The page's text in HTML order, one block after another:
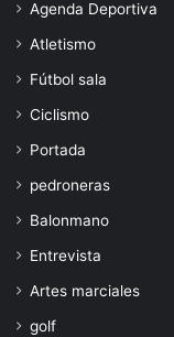
Agenda Deportiva
Atletismo
Fútbol sala
Ciclismo
Portada
pedroneras
Balonmano
Entrevista
Artes marciales
golf